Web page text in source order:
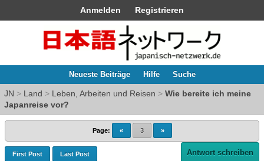
Anmelden Registrieren
Neueste Beiträge Hilfe Suche
JN > Land > Leben, Arbeiten und Reisen > Wie bereite ich meine
Japanreise vor?
Page: « 3 »
First Post Last Post Antwort schreiben